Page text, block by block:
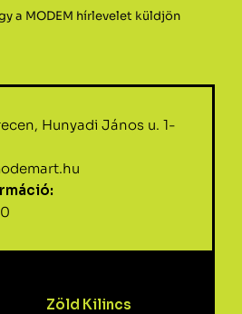
a MODEM hírlevelet küldjön
Hunyadi János u. 1-
Zöld Kilincs